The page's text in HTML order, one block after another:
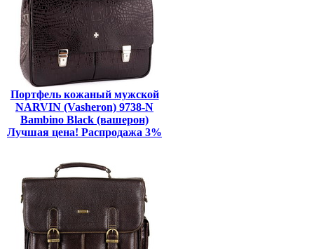
Портфель кожаный мужской
NARVIN (Vasheron) 9738-N
Bambino Black (вашерон)
Лучшая цена! Распродажа 3%